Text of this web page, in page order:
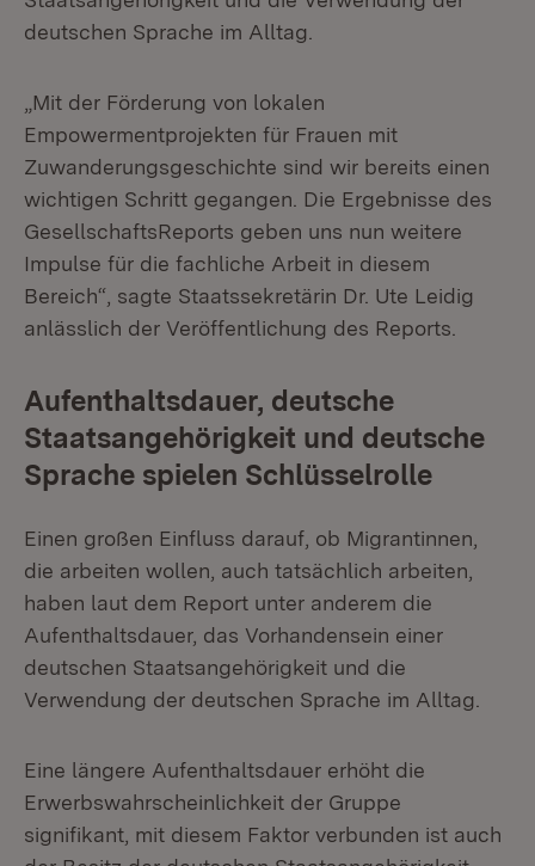
deutschen Sprache im Alltag.
„Mit der Förderung von lokalen
Empowermentprojekten für Frauen mit
Zuwanderungsgeschichte sind wir bereits einen
wichtigen Schritt gegangen. Die Ergebnisse des
GesellschaftsReports geben uns nun weitere
Impulse für die fachliche Arbeit in diesem
Bereich“, sagte Staatssekretärin Dr. Ute Leidig
anlässlich der Veröffentlichung des Reports.
Aufenthaltsdauer, deutsche
Staatsangehörigkeit und deutsche
Sprache spielen Schlüsselrolle
Einen großen Einfluss darauf, ob Migrantinnen,
die arbeiten wollen, auch tatsächlich arbeiten,
haben laut dem Report unter anderem die
Aufenthaltsdauer, das Vorhandensein einer
deutschen Staatsangehörigkeit und die
Verwendung der deutschen Sprache im Alltag.
Eine längere Aufenthaltsdauer erhöht die
Erwerbswahrscheinlichkeit der Gruppe
signifikant, mit diesem Faktor verbunden ist auch